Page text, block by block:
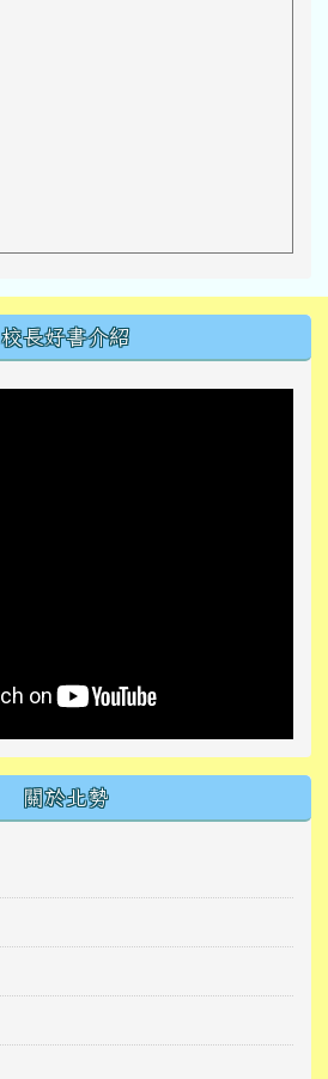
校長好書介紹
關於北勢